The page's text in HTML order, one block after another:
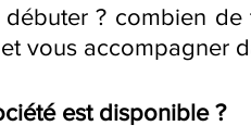
? combien
vous accompagner
est disponible ?